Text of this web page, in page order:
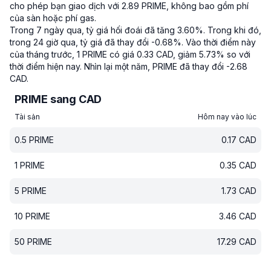
cho phép bạn giao dịch với 2.89 PRIME, không bao gồm phí
của sàn hoặc phí gas.
Trong 7 ngày qua, tỷ giá hối đoái đã tăng 3.60%. Trong khi đó,
trong 24 giờ qua, tỷ giá đã thay đổi -0.68%. Vào thời điểm này
của tháng trước, 1 PRIME có giá 0.33 CAD, giảm 5.73% so với
thời điểm hiện nay. Nhìn lại một năm, PRIME đã thay đổi -2.68
CAD.
PRIME sang CAD
Tài sản Hôm nay vào lúc
0.5 PRIME 0.17 CAD
1 PRIME 0.35 CAD
5 PRIME 1.73 CAD
10 PRIME 3.46 CAD
50 PRIME 17.29 CAD